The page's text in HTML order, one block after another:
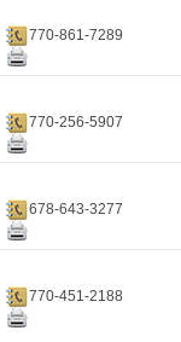
770-861-7289
770-256-5907
678-643-3277
770-451-2188